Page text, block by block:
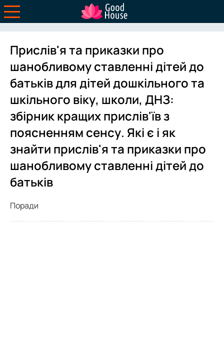
Прислів'я та приказки про
шанобливому ставленні дітей до
батьків для дітей дошкільного та
шкільного віку, школи, ДНЗ:
збірник кращих прислів'їв з
поясненням сенсу. Які є і як
знайти прислів'я та приказки про
шанобливому ставленні дітей до
батьків
Поради